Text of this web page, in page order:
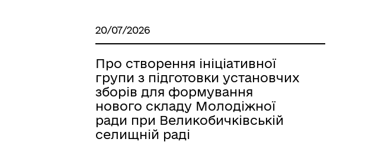
20/07/2026
Про створення ініціативної
групи з підготовки установчих
зборів для формування
нового складу Молодіжної
ради при Великобичківській
селищній раді